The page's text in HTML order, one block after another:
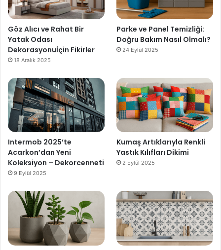
Göz Alıcı ve Rahat Bir
Yatak Odası
Dekorasyonuİçin Fikirler
18 Aralık 2025
Parke ve Panel Temizliği:
Doğru Bakım Nasıl Olmalı?
24 Eylül 2025
Intermob 2025’te
Acarkon’dan Yeni
Koleksiyon – Dekorcenneti
9 Eylül 2025
Kumaş Artıklarıyla Renkli
Yastık Kılıfları Dikimi
2 Eylül 2025